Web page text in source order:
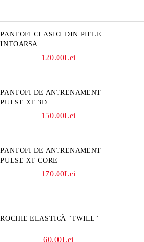
PANTOFI CLASICI DIN PIELE
INTOARSA
120.00Lei
PANTOFI DE ANTRENAMENT
PULSE XT 3D
150.00Lei
PANTOFI DE ANTRENAMENT
PULSE XT CORE
170.00Lei
ROCHIE ELASTICĂ "TWILL"
60.00Lei